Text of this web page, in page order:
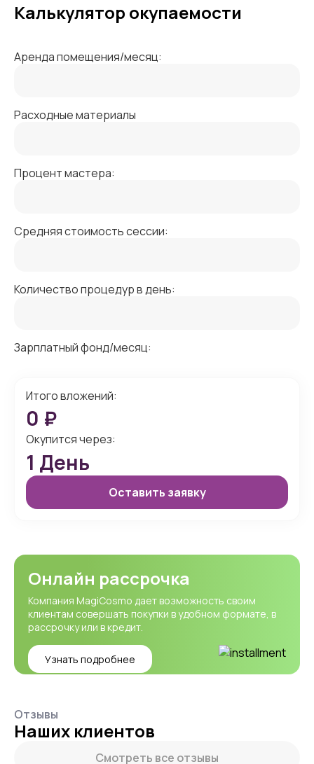
Калькулятор окупаемости
Аренда помещения/месяц:
Расходные материалы
Процент мастера:
Средняя стоимость сессии:
Количество процедур в день:
Зарплатный фонд/месяц:
Итого вложений:
0 ₽
Окупится через:
1 День
Оставить заявку
Онлайн рассрочка
Компания MagiCosmo дает возможность своим
клиентам совершать покупки в удобном формате, в
рассрочку или в кредит.
Узнать подробнее
Отзывы
Наших клиентов
Смотреть все отзывы